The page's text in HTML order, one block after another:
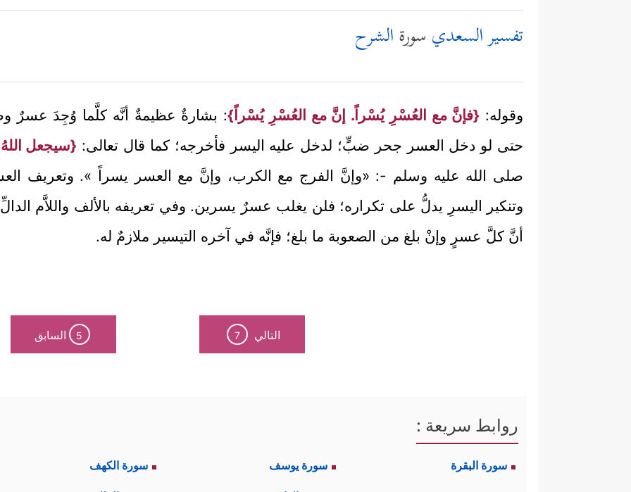
تفسير السعدي سورةالشرح
وقوله: {فإنَّ مع العُسْرِ يُسْراً. إنَّ مع العُسْرِ يُسْراً}: بشارةٌ عظيمةٌ أنَّه كلَّما وُجِدَ عسرٌ
حتى لو دخل العسر جحر ضبٍّ؛ لدخل عليه اليسر فأخرجه؛ كما قال تعالى: {سيجعل
صلى الله عليه وسلم -: «وإنَّ الفرج مع الكرب، وإنَّ مع العسر يسراً ». وتعريف
وتنكير اليسرِ يدلُّ على تكراره؛ فلن يغلب عسرٌ يسرين. وفي تعريفه بالألف واللاَّم
أنَّ كلَّ عسرٍ وإنْ بلغ من الصعوبة ما بلغ؛ فإنَّه في آخره التيسير ملازمٌ له.
التالي 7
5 السابق
روابط سريعة :
سورة البقرة سورة يوسف سورة الكهف